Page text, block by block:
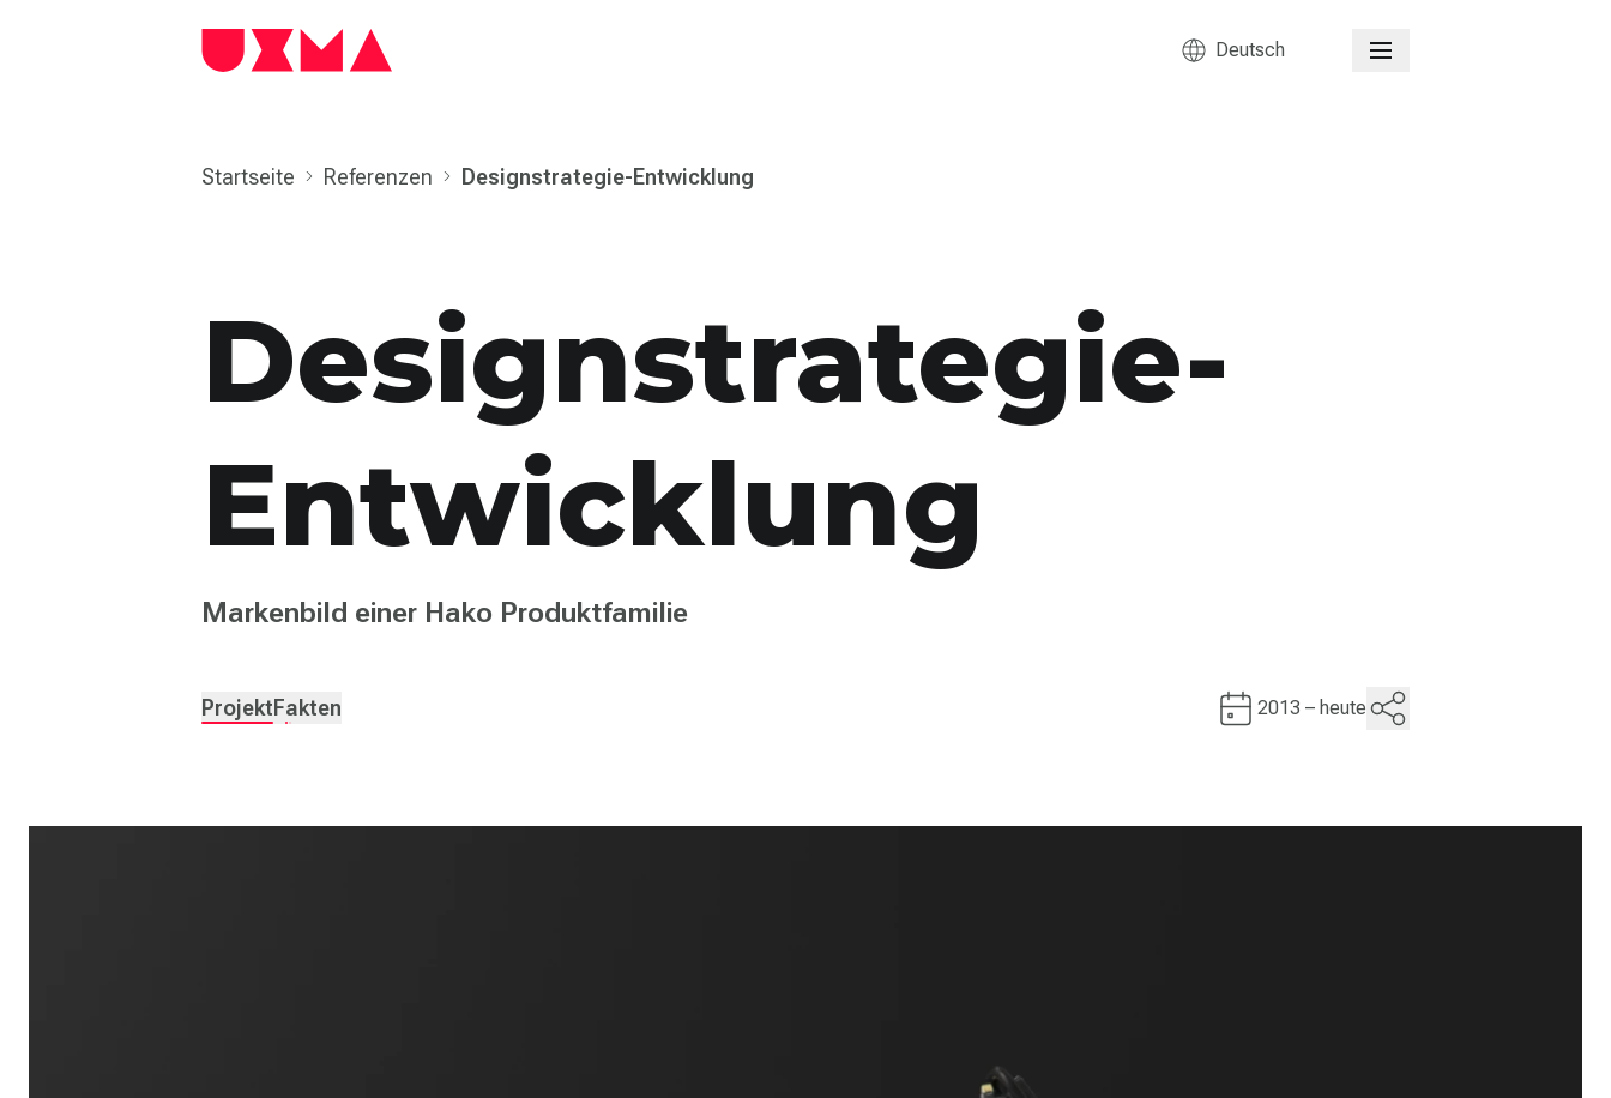
Deutsch
Startseite Referenzen Designstrategie-Entwicklung
Designstrategie-
Entwicklung
Markenbild einer Hako Produktfamilie
2013 – heute
ProjektFakten